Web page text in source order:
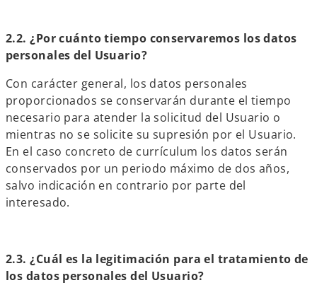
2.2. ¿Por cuánto tiempo conservaremos los datos
personales del Usuario?
Con carácter general, los datos personales
proporcionados se conservarán durante el tiempo
necesario para atender la solicitud del Usuario o
mientras no se solicite su supresión por el Usuario.
En el caso concreto de currículum los datos serán
conservados por un periodo máximo de dos años,
salvo indicación en contrario por parte del
interesado.
2.3. ¿Cuál es la legitimación para el tratamiento de
los datos personales del Usuario?